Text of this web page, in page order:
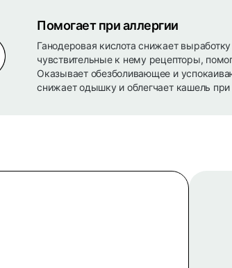
Помогает при аллергии
Ганодеровая кислота снижает
чувствительные к нему рецепторы,
Оказывает обезболивающее и
снижает одышку и облегчает кашель